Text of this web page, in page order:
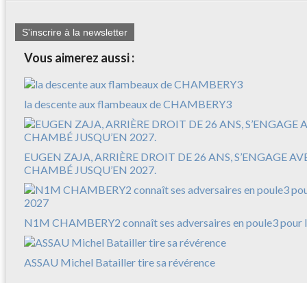
S'inscrire à la newsletter
Vous aimerez aussi :
la descente aux flambeaux de CHAMBERY3
EUGEN ZAJA, ARRIÈRE DROIT DE 26 ANS, S’ENGAGE
CHAMBÉ JUSQU’EN 2027.
N1M CHAMBERY2 connaît ses adversaires en poule3 pour
ASSAU Michel Batailler tire sa révérence